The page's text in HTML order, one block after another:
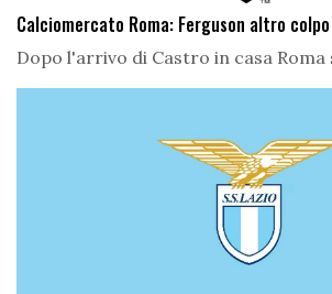
Calciomercato Roma: Ferguson altro
Dopo l'arrivo di Castro in casa Roma